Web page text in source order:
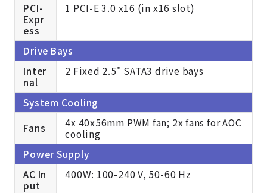
PCI-
Expr
ess
1 PCI-E 3.0 x16 (in x16 slot)
Drive Bays
Inter
nal
2 Fixed 2.5" SATA3 drive bays
System Cooling
Fans
4x 40x56mm PWM fan; 2x fans for AOC
cooling
Power Supply
AC In
put
400W: 100-240 V, 50-60 Hz